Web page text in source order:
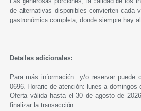
de alternativas disponibles convierten cada
gastronómica completa, donde siempre hay
Detalles adicionales:
Para más información y/o reservar puede
0696. Horario de atención: lunes a domingos
Oferta válida hasta el 30 de agosto de
finalizar la transacción.